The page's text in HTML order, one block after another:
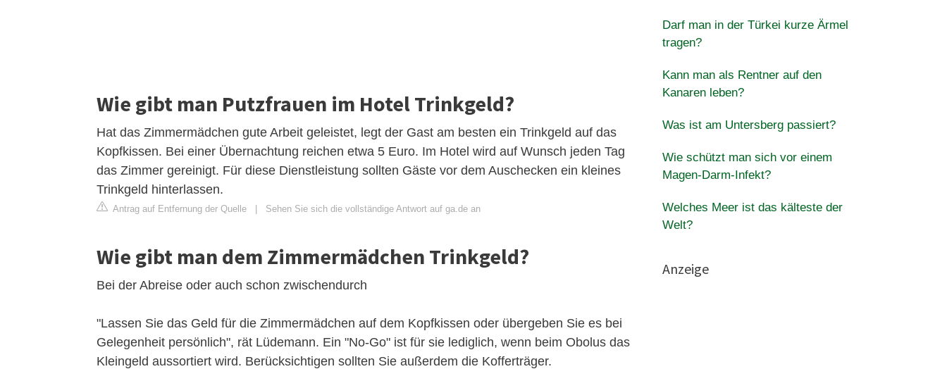
Wie gibt man Putzfrauen im Hotel Trinkgeld?
Hat das Zimmermädchen gute Arbeit geleistet, legt der Gast am besten ein Trinkgeld auf das
Kopfkissen. Bei einer Übernachtung reichen etwa 5 Euro. Im Hotel wird auf Wunsch jeden Tag
das Zimmer gereinigt. Für diese Dienstleistung sollten Gäste vor dem Auschecken ein kleines
Trinkgeld hinterlassen.
Antrag auf Entfernung der Quelle Sehen Sie sich die vollständige Antwort auf ga.de an
Wie gibt man dem Zimmermädchen Trinkgeld?
Bei der Abreise oder auch schon zwischendurch
"Lassen Sie das Geld für die Zimmermädchen auf dem Kopfkissen oder übergeben Sie es bei
Gelegenheit persönlich", rät Lüdemann. Ein "No-Go" ist für sie lediglich, wenn beim Obolus das
Kleingeld aussortiert wird. Berücksichtigen sollten Sie außerdem die Kofferträger.
Darf man in der Türkei kurze Ärmel
tragen?
Kann man als Rentner auf den
Kanaren leben?
Was ist am Untersberg passiert?
Wie schützt man sich vor einem
Magen-Darm-Infekt?
Welches Meer ist das kälteste der
Welt?
Anzeige